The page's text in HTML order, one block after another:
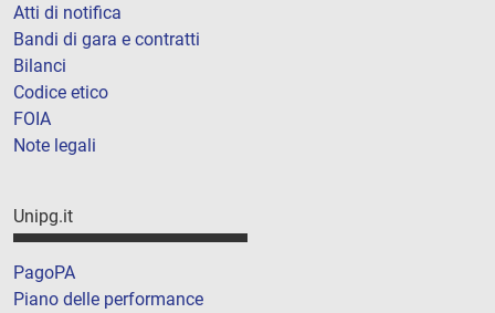
Atti di notifica
Bandi di gara e contratti
Bilanci
Codice etico
FOIA
Note legali
Unipg.it
PagoPA
Piano delle performance